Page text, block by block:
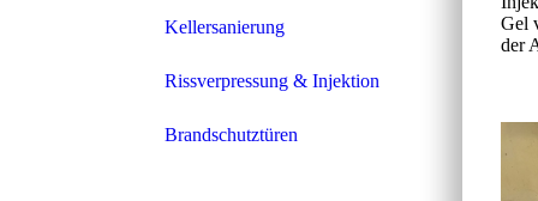
Kellersanierung
Rissverpressung & Injektion
Brandschutztüren
Gel
der